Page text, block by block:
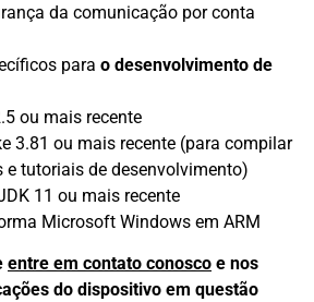
da comunicação por conta
para o desenvolvimento de
ou mais recente
3.81 ou mais recente (para compilar
e tutoriais de desenvolvimento)
11 ou mais recente
Microsoft Windows em ARM
entre em contato conosco e nos
do dispositivo em questão